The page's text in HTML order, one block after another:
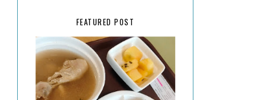
FEATURED POST